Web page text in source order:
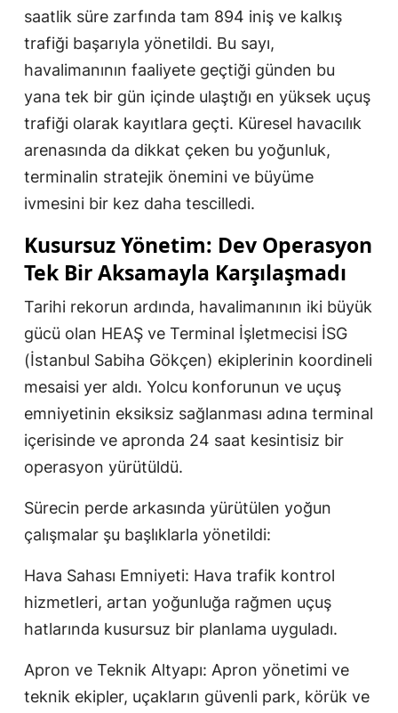
saatlik süre zarfında tam 894 iniş ve kalkış
trafiği başarıyla yönetildi. Bu sayı,
havalimanının faaliyete geçtiği günden bu
yana tek bir gün içinde ulaştığı en yüksek uçuş
trafiği olarak kayıtlara geçti. Küresel havacılık
arenasında da dikkat çeken bu yoğunluk,
terminalin stratejik önemini ve büyüme
ivmesini bir kez daha tescilledi.
Kusursuz Yönetim: Dev Operasyon
Tek Bir Aksamayla Karşılaşmadı
Tarihi rekorun ardında, havalimanının iki büyük
gücü olan HEAŞ ve Terminal İşletmecisi İSG
(İstanbul Sabiha Gökçen) ekiplerinin koordineli
mesaisi yer aldı. Yolcu konforunun ve uçuş
emniyetinin eksiksiz sağlanması adına terminal
içerisinde ve apronda 24 saat kesintisiz bir
operasyon yürütüldü.
Sürecin perde arkasında yürütülen yoğun
çalışmalar şu başlıklarla yönetildi:
Hava Sahası Emniyeti: Hava trafik kontrol
hizmetleri, artan yoğunluğa rağmen uçuş
hatlarında kusursuz bir planlama uyguladı.
Apron ve Teknik Altyapı: Apron yönetimi ve
teknik ekipler, uçakların güvenli park, körük ve